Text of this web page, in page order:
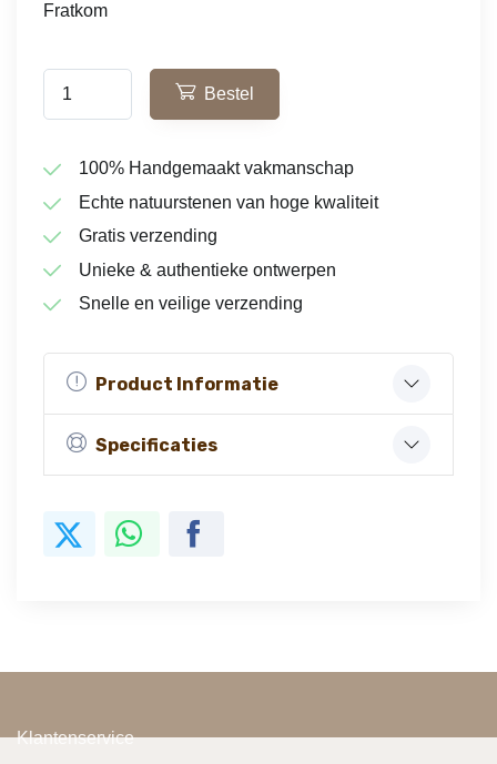
Fratkom
Bestel
100% Handgemaakt vakmanschap
Echte natuurstenen van hoge kwaliteit
Gratis verzending
Unieke & authentieke ontwerpen
Snelle en veilige verzending
Product Informatie
Specificaties
Klantenservice